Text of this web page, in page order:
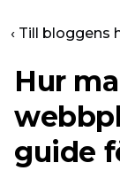
‹ Till bloggens
Hur
guide